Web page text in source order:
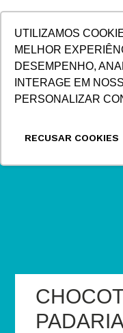
UTILIZAMOS
MELHOR
DESEMPENHO,
INTERAGE EM
PERSONALIZAR
RECUSAR COOKIES
CONTEÚDO